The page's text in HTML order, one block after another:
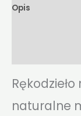
Opis
naturalne